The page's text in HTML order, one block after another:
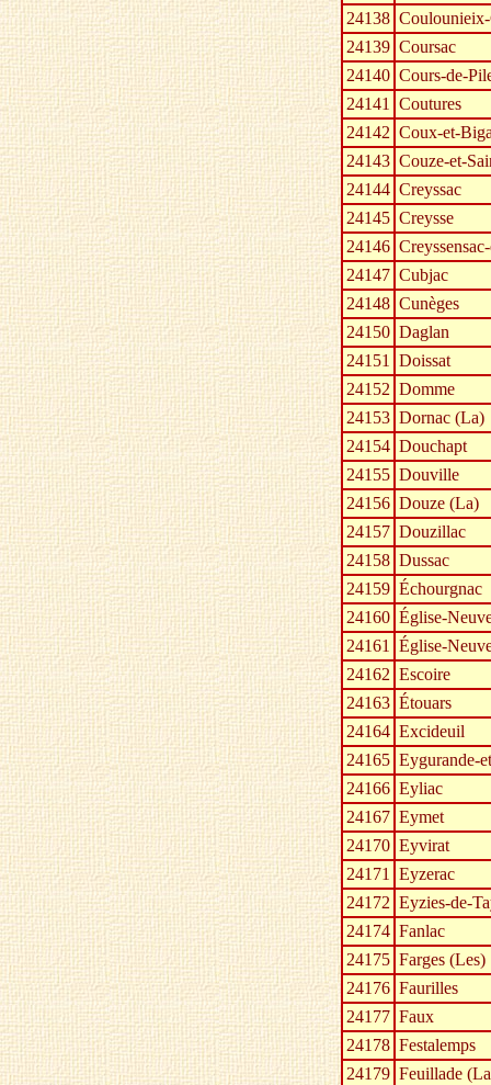
24138
24139 Coursac
24140 Cours-de-
24141 Coutures
24142 Coux-et-
24143 Couze-et-
24144 Creyssac
24145 Creysse
24146
24147 Cubjac
24148 Cunèges
24150 Daglan
24151 Doissat
24152 Domme
24153 Dornac (La)
24154 Douchapt
24155 Douville
24156 Douze (La)
24157 Douzillac
24158 Dussac
24159 Échourgnac
24160 Église-
24161 Église-
24162 Escoire
24163 Étouars
24164 Excideuil
24165 Eygurande-
24166 Eyliac
24167 Eymet
24170 Eyvirat
24171 Eyzerac
24172 Eyzies-de-
24174 Fanlac
24175 Farges (Les)
24176 Faurilles
24177 Faux
24178 Festalemps
24179 Feuillade